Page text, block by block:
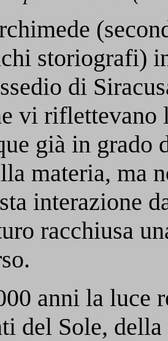
storiografi)
di
vi riflettevano
già in grado
materia, ma
interazione
racchiusa
anni la luce
del Sole,